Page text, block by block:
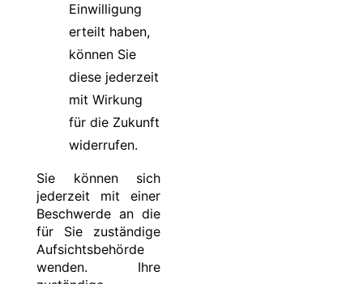
Einwilligung
erteilt haben,
können Sie
diese jederzeit
mit Wirkung
für die Zukunft
widerrufen.
Sie können sich
jederzeit mit einer
Beschwerde an die
für Sie zuständige
Aufsichtsbehörde
wenden. Ihre